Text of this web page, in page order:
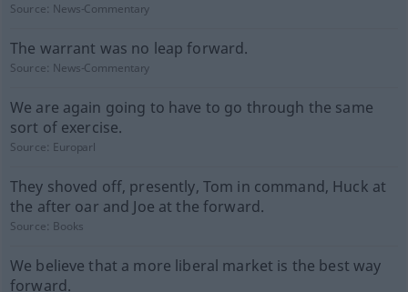
Source: News-Commentary
The warrant was no leap forward.
Source: News-Commentary
We are again going to have to go through the same
sort of exercise.
Source: Europarl
They shoved off, presently, Tom in command, Huck at
the after oar and Joe at the forward.
Source: Books
We believe that a more liberal market is the best way
forward.